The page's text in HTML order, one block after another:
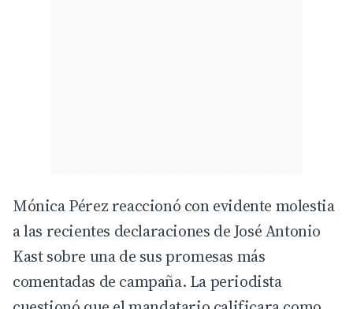
Mónica Pérez reaccionó con evidente molestia
a las recientes declaraciones de José Antonio
Kast sobre una de sus promesas más
comentadas de campaña. La periodista